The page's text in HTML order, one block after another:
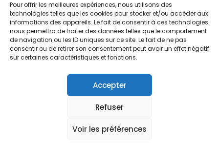
Pour offrir les meilleures expériences, nous utilisons des
technologies telles que les cookies pour stocker et/ou accéder aux
informations des appareils. Le fait de consentir à ces technologies
nous permettra de traiter des données telles que le comportement
de navigation ou les ID uniques sur ce site. Le fait de ne pas
consentir ou de retirer son consentement peut avoir un effet négatif
sur certaines caractéristiques et fonctions.
Accepter
Refuser
Voir les préférences
Contactez-nous
Association du droit a l’oubli numérique
13 rue trigance
13002 – Marseille
Mentions légales